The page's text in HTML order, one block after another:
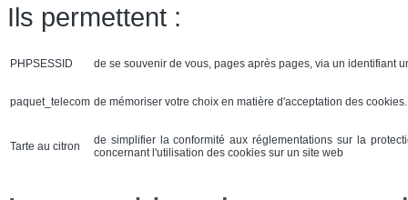
Ils permettent :
PHPSESSID de se souvenir de vous, pages après pages, via un identifiant
paquet_telecom de mémoriser votre choix en matière d'acceptation des
Tarte au citron
de simplifier la conformité aux réglementations sur la
concernant l'utilisation des cookies sur un site web